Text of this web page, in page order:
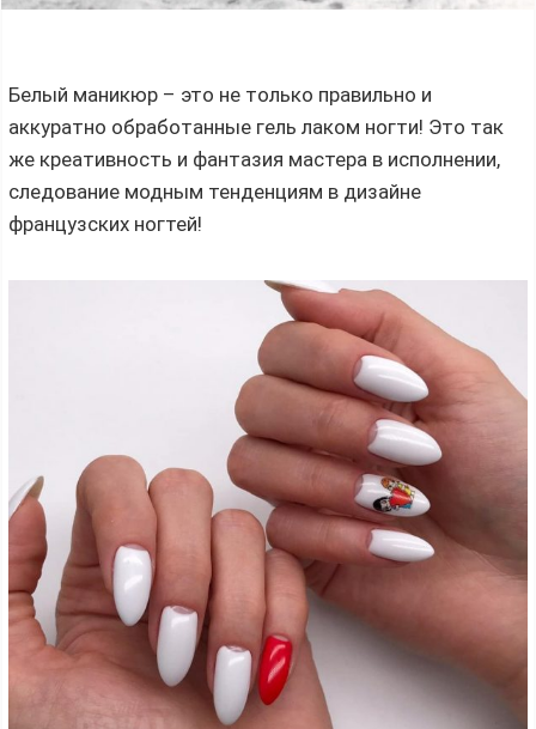
Белый маникюр – это не только правильно и
аккуратно обработанные гель лаком ногти! Это так
же креативность и фантазия мастера в исполнении,
следование модным тенденциям в дизайне
французских ногтей!